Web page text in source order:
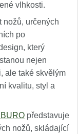
vlhkosti.
nožů, určených
po
který
nejen
ale také skvělým
kvalitu, styl a
představuje
nožů, skládající